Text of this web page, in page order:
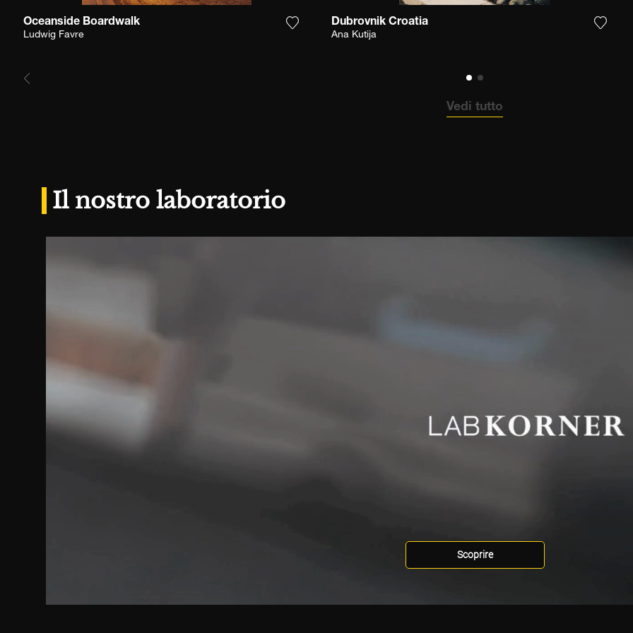
Oceanside Boardwalk
Ludwig Favre Aggiungi la fotografia alla mia lista dei desideri
Dubrovnik Croatia
Ana Kutija
Vedi tutto
Il nostro laboratorio
Scoprire